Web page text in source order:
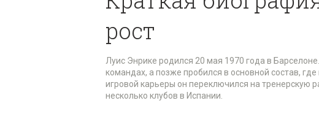
рост
Луис Энрике родился 20 мая 1970 года в
командах, а позже пробился в основной состав,
игровой карьеры он переключился на тренерскую
несколько клубов в Испании.